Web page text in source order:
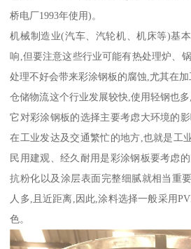
桥电厂1993年使用)。
机械制造业(汽车、汽轮机、机床等)基
响,但要注意这些行业可能有热处理炉、
处理不好会带来彩涂钢板的腐蚀,尤其在加
仓储物流这个行业发展较快,使用轻钢也
它对彩涂钢板的选择主要考虑大环境的
在工业发达及交通繁忙的地方,也就是工
民用建观、经久耐用是彩涂钢板要考虑
抗粉化以及涂层表面完整细腻就相当重
人多,且近距离,因此,涂料选择一般采用
色。